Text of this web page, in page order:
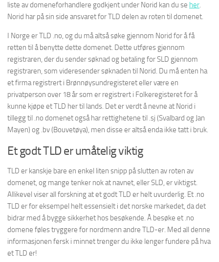
liste av domeneforhandlere godkjent under Norid kan du se her.
Norid har på sin side ansvaret for TLD delen av roten til domenet.
I Norge er TLD .no, og du må altså søke gjennom Norid for å få
retten til å benytte dette domenet. Dette utføres gjennom
registraren, der du sender søknad og betaling for SLD gjennom
registraren, som videresender søknaden til Norid. Du må enten ha
et firma registrert i Brønnøysundregisteret eller være en
privatperson over 18 år som er registrert i Folkeregisteret for å
kunne kjøpe et TLD her til lands. Det er verdt å nevne at Norid i
tillegg til .no domenet også har rettighetene til .sj (Svalbard og Jan
Mayen) og .bv (Bouvetøya), men disse er altså enda ikke tatt i bruk.
Et godt TLD er umåtelig viktig
TLD er kanskje bare en enkel liten snipp på slutten av roten av
domenet, og mange tenker nok at navnet, eller SLD, er viktigst.
Allikevel viser all forskning at et godt TLD er helt uvurderlig. Et .no
TLD er for eksempel helt essensielt i det norske markedet, da det
bidrar med å bygge sikkerhet hos besøkende. Å besøke et .no
domene føles tryggere for nordmenn andre TLD-er. Med all denne
informasjonen fersk i minnet trenger du ikke lenger fundere på hva
et TLD er!